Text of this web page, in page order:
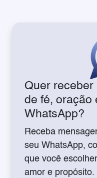
Quer receber
de fé, oração
WhatsApp?
Receba
seu WhatsApp,
que você
amor e propósito.